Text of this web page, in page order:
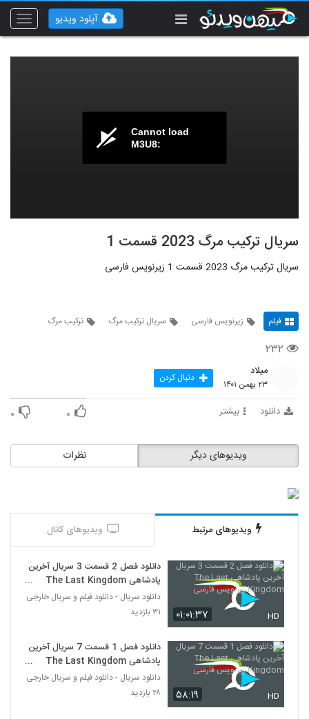
Toggle
آپلود ویدیو
Cannot load
M3U8:
سریال ترکیب مرگ 2023 قسمت 1
سریال ترکیب مرگ 2023 قسمت 1 زیرنویس فارسی
فیلم زیرنویس فارسی سریال ترکیب مرگ ترکیب مرگ
۲۳۲
میلاد
۲۳ بهمن ۱۴۰۱ دنبال کردن
دانلود بیشتر ۰ ۰
نظرات ویدیوهای دیگر
ویدیوهای مرتبط ویدیوهای کانال
۰۱:۰۱:۳۷ HD
دانلود فصل 2 قسمت 3 سریال آخرین
پادشاهی The Last Kingdom
زیرنویس فارسی
دانلود سریال - دانلود فیلم و سریال خارجی
۳۱ بازدید
۵۸:۱۹ HD
دانلود فصل 1 قسمت 7 سریال آخرین
پادشاهی The Last Kingdom
زیرنویس فارسی
دانلود سریال - دانلود فیلم و سریال خارجی
۲۸ بازدید